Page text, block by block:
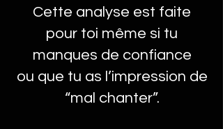
Cette analyse est faite
pour toi même si tu
manques de confiance
ou que tu as l’impression de
“mal chanter”.